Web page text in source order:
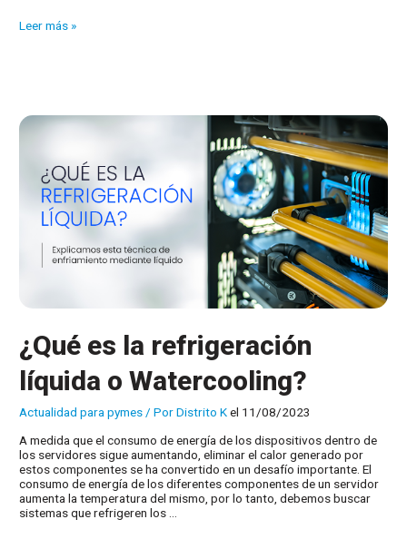
Sector
consentía
costes
gestión
clientes
Leer más »
¿Qué es la refrigeración
líquida o Watercooling?
Actualidad para pymes / PorDistrito Kel 11/08/2023
A medida que el consumo de energía de los dispositivos dentro de
los servidores sigue aumentando, eliminar el calor generado por
estos componentes se ha convertido en un desafío importante. El
consumo de energía de los diferentes componentes de un servidor
aumenta la temperatura del mismo, por lo tanto, debemos buscar
sistemas que refrigeren los …